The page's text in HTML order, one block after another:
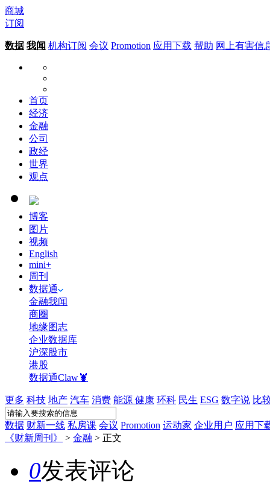
商城
订阅
数据 我闻 机构订阅 会议 Promotion 应用下载 帮助 网上有害信
首页
经济
金融
公司
政经
世界
观点
博客
图片
视频
English
mini+
周刊
数据通
金融我闻
商圈
地缘图志
企业数据库
沪深股市
港股
数据通Claw🦞
更多 科技 地产 汽车 消费 能源 健康 环科 民生 ESG 数字说 比
数据 财新一线 私房课 会议 Promotion 运动家 企业用户 应用下
《财新周刊》
> 金融 > 正文
0发表评论